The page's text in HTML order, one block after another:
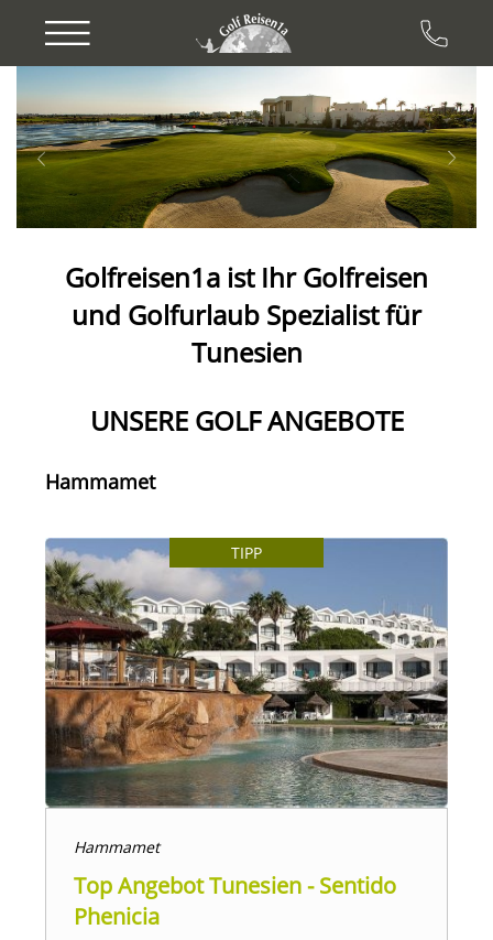
Previous
Golfreisen1a ist Ihr Golfreisen
und Golfurlaub Spezialist für
Tunesien
UNSERE GOLF ANGEBOTE
Hammamet
TIPP
Hammamet
Top Angebot Tunesien - Sentido
Phenicia